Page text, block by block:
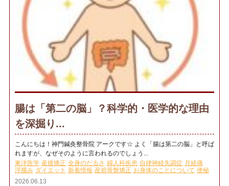
腸は「第二の脳」？科学的・医学的な理由
を深掘り...
こんにちは！神門鍼灸整骨院 アークです☆ よく「腸は第二の脳」と呼ば
れますが、なぜそのように言われるのでしょう...
東洋医学 産後矯正 全身のだるさ 婦人科疾患 自律神経失調症 月経痛
浮腫み ダイエット 新着情報 産前骨盤矯正 お身体のことについて 便秘
2026.06.13